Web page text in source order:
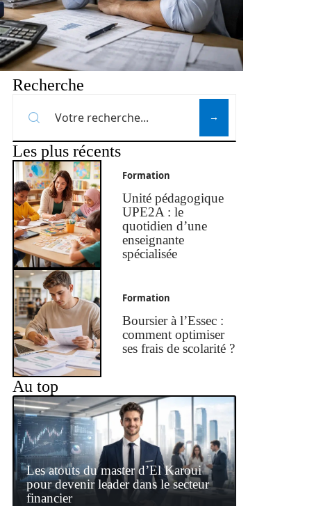
Recherche
Les plus récents
Formation
Unité pédagogique
UPE2A : le
quotidien d’une
enseignante
spécialisée
Formation
Boursier à l’Essec :
comment optimiser
ses frais de scolarité ?
Au top
Les atouts du master d’El Karoui
pour devenir leader dans le secteur
financier